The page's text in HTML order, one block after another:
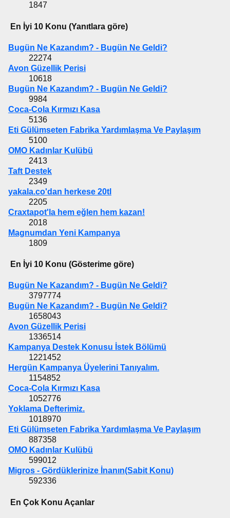
1847
En İyi 10 Konu (Yanıtlara göre)
Bugün Ne Kazandım? - Bugün Ne Geldi?
22274
Avon Güzellik Perisi
10618
Bugün Ne Kazandım? - Bugün Ne Geldi?
9984
Coca-Cola Kırmızı Kasa
5136
Eti Gülümseten Fabrika Yardımlaşma Ve Paylaşım
5100
OMO Kadınlar Kulübü
2413
Taft Destek
2349
yakala.co'dan herkese 20tl
2205
Craxtapot'la hem eğlen hem kazan!
2018
Magnumdan Yeni Kampanya
1809
En İyi 10 Konu (Gösterime göre)
Bugün Ne Kazandım? - Bugün Ne Geldi?
3797774
Bugün Ne Kazandım? - Bugün Ne Geldi?
1658043
Avon Güzellik Perisi
1336514
Kampanya Destek Konusu İstek Bölümü
1221452
Hergün Kampanya Üyelerini Tanıyalım.
1154852
Coca-Cola Kırmızı Kasa
1052776
Yoklama Defterimiz.
1018970
Eti Gülümseten Fabrika Yardımlaşma Ve Paylaşım
887358
OMO Kadınlar Kulübü
599012
Migros - Gördüklerinize İnanın(Sabit Konu)
592336
En Çok Konu Açanlar